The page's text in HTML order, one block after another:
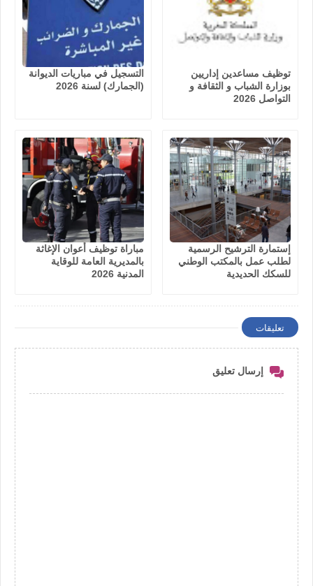
توظيف مساعدين إداريين
بوزارة الشباب و الثقافة و
التواصل 2026
التسجيل في مباريات الديوانة
(الجمارك) لسنة 2026
إستمارة الترشيح الرسمية
لطلب عمل بالمكتب الوطني
للسكك الحديدية
مباراة توظيف أعوان الإغاثة
بالمديرية العامة للوقاية
المدنية 2026
تعليقات
إرسال تعليق